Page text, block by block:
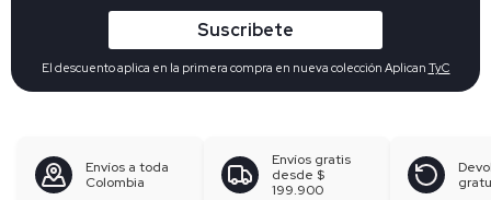
Suscribete
El descuento aplica en la primera compra en nueva colección Aplican TyC
Envíos a toda
Colombia
Envíos gratis
desde $
199.900